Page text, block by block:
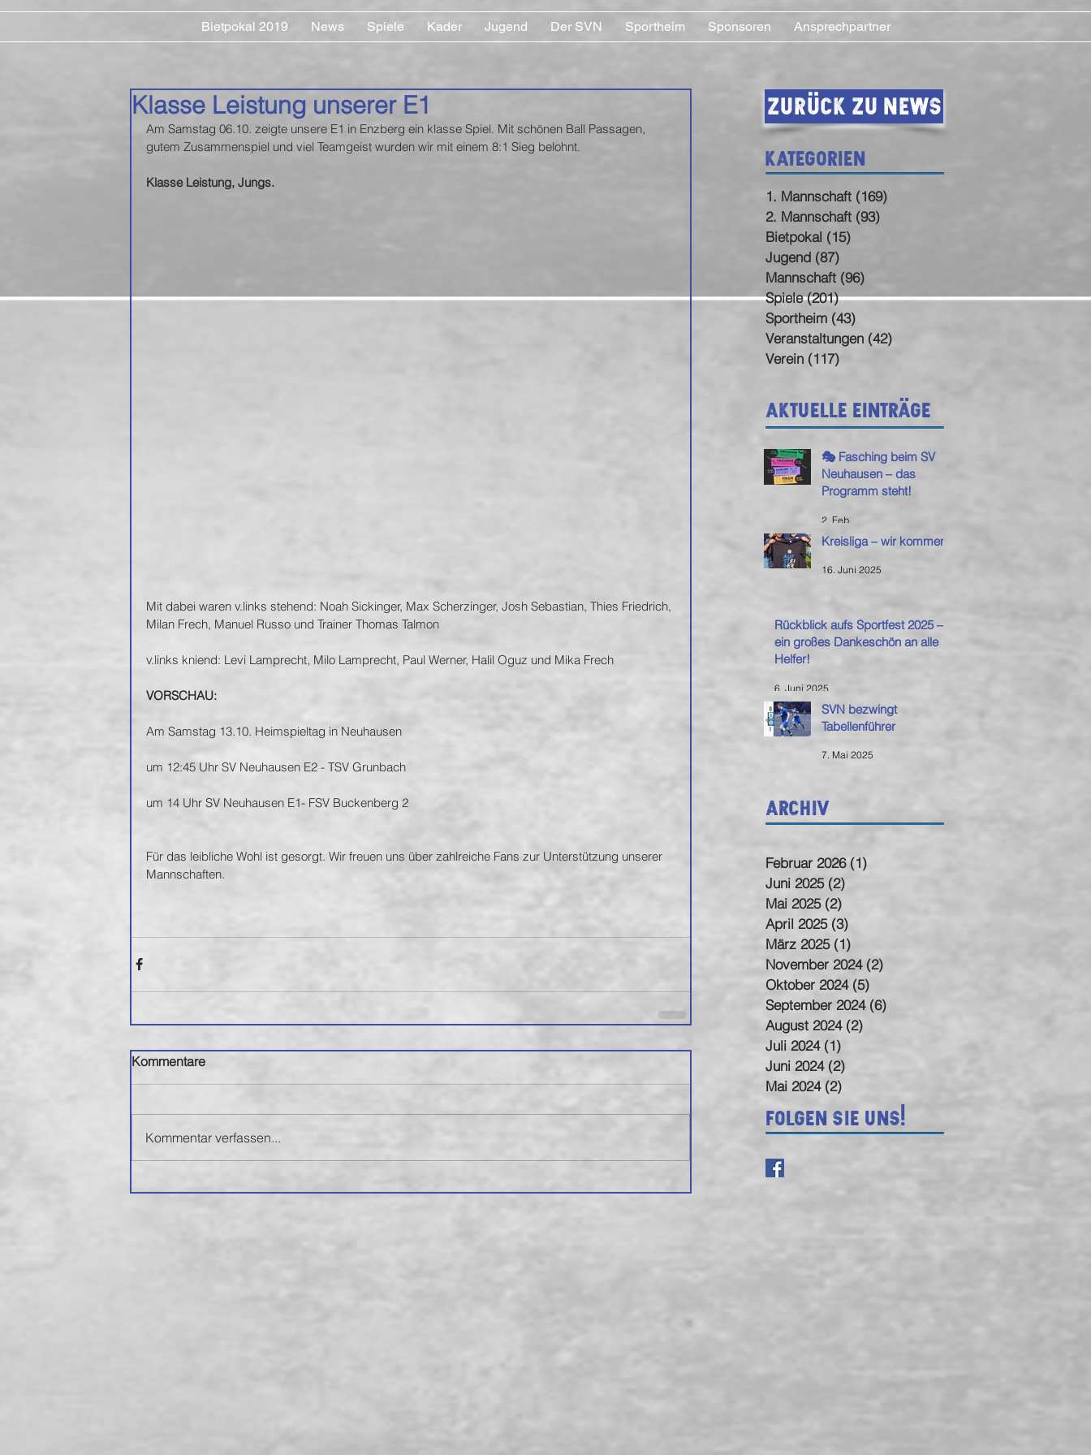
Bietpokal 2019 News Spiele Kader Jugend Der SVN Sportheim Sponsoren Ansprechpartner
Klasse Leistung unserer E1
Am Samstag 06.10. zeigte unsere E1 in Enzberg ein klasse Spiel. Mit schönen Ball Passagen,
gutem Zusammenspiel und viel Teamgeist wurden wir mit einem 8:1 Sieg belohnt.
Klasse Leistung, Jungs.
Mit dabei waren v.links stehend: Noah Sickinger, Max Scherzinger, Josh Sebastian, Thies Friedrich,
Milan Frech, Manuel Russo und Trainer Thomas Talmon
v.links kniend: Levi Lamprecht, Milo Lamprecht, Paul Werner, Halil Oguz und Mika Frech
VORSCHAU:
Am Samstag 13.10. Heimspieltag in Neuhausen
um 12:45 Uhr SV Neuhausen E2 - TSV Grunbach
um 14 Uhr SV Neuhausen E1- FSV Buckenberg 2
Für das leibliche Wohl ist gesorgt. Wir freuen uns über zahlreiche Fans zur Unterstützung unserer
Mannschaften.
Kommentare
Kommentar verfassen...
Zurück zu News
Kategorien
1. Mannschaft (169)
2. Mannschaft (93)
Bietpokal (15)
Jugend (87)
Mannschaft (96)
Spiele (201)201 Beiträge
Sportheim (43)
Veranstaltungen (42)
Verein (117)
Aktuelle Einträge
🎭 Fasching beim SV
Neuhausen – das
Programm steht!
2. Feb.
Kreisliga – wir kommen!
16. Juni 2025
Rückblick aufs Sportfest 2025 –
ein großes Dankeschön an alle
Helfer!
6. Juni 2025
SVN bezwingt
Tabellenführer
7. Mai 2025
Archiv
Februar 2026 (1)
Juni 2025 (2)
Mai 2025 (2)
April 2025 (3)
März 2025 (1)
November 2024 (2)
Oktober 2024 (5)
September 2024 (6)
August 2024 (2)
Juli 2024 (1)
Juni 2024 (2)
Mai 2024 (2)
Folgen Sie uns!